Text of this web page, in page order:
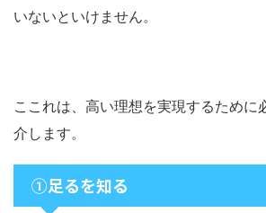
いないといけません。
ここれは、高い理想を実現するために
介します。
①足るを知る